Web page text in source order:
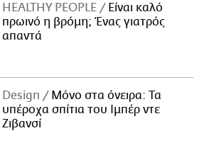
HEALTHY PEOPLE
Είναι καλό
πρωινό η βρόμη; Ένας γιατρός
απαντά
Design
Μόνο στα όνειρα: Τα
υπέροχα σπίτια του Ιμπέρ ντε
Ζιβανσί